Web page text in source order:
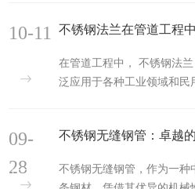
不锈钢法兰在管道工程
在管道工程中， 不锈钢法
泛应用于各种工业领域和民
10-11
不锈钢无缝钢管：卓越
不锈钢无缝钢管，作为一种
09-
28